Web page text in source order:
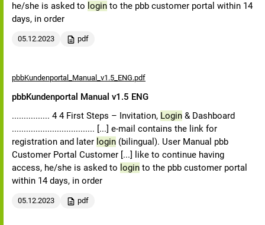
he/she is asked to login to the pbb customer portal within 14
days, in order
05.12.2023 pdf
pbbKundenportal_Manual_v1.5_ENG.pdf
pbbKundenportal Manual v1.5 ENG
................ 4 4 First Steps – Invitation, Login & Dashboard
................................... [...] e-mail contains the link for
registration and later login (bilingual). User Manual pbb
Customer Portal Customer [...] like to continue having
access, he/she is asked to login to the pbb customer portal
within 14 days, in order
05.12.2023 pdf